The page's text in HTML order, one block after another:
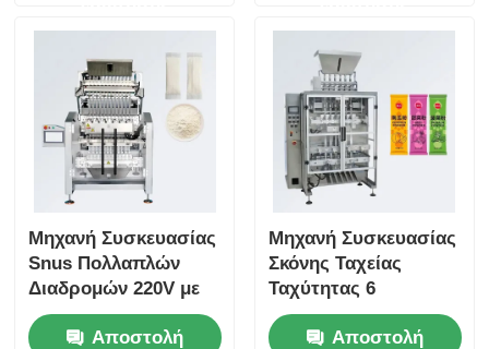
MSG, Βιταμινών,
Κοκκωδών Καφέ και
Καραμέλας
Μηχανή Συσκευασίας
Snus Πολλαπλών
Διαδρομών 220V με
Υψηλή Απόδοση
Σφράγισης και 1
Αποστολή
Μηχανή Συσκευασίας
Σκόνης Ταχείας
Ταχύτητας 6
λωρίδων, Κατάλληλη
για Τρόφιμα,Αποστολή